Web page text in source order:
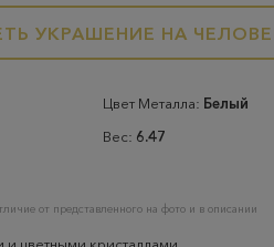
УКРАШЕНИЕ НА
Цвет Металла: Белый
Вес: 6.47
от представленного на фото и в описании